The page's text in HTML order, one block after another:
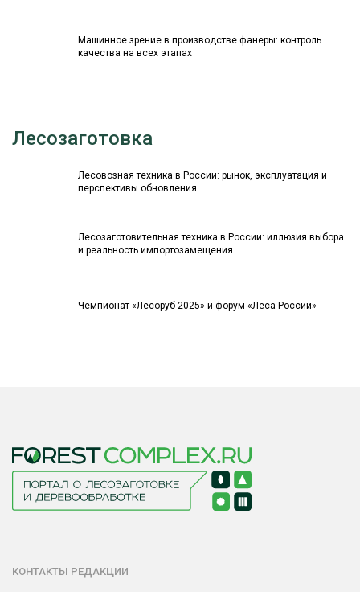
Машинное зрение в производстве фанеры: контроль
качества на всех этапах
Лесозаготовка
Лесовозная техника в России: рынок, эксплуатация и
перспективы обновления
Лесозаготовительная техника в России: иллюзия выбора
и реальность импортозамещения
Чемпионат «Лесоруб-2025» и форум «Леса России»
КОНТАКТЫ РЕДАКЦИИ